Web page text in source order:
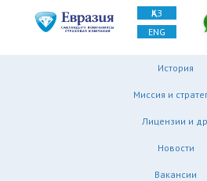
ҚАЗ
ENG
История
Миссия и
Лицензии и
Новости
Вакансии